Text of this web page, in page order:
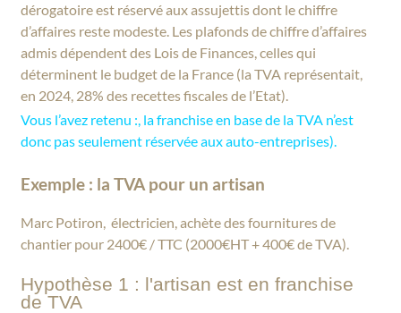
dérogatoire est réservé aux assujettis dont le chiffre
d’affaires reste modeste. Les plafonds de chiffre d’affaires
admis dépendent des Lois de Finances, celles qui
déterminent le budget de la France (la TVA représentait,
en 2024, 28% des recettes fiscales de l’Etat).
Vous l’avez retenu :, la franchise en base de la TVA n’est
donc pas seulement réservée aux auto-entreprises).
Exemple : la TVA pour un artisan
Marc Potiron, électricien, achète des fournitures de
chantier pour 2400€ / TTC (2000€HT + 400€ de TVA).
Hypothèse 1 : l'artisan est en franchise
de TVA